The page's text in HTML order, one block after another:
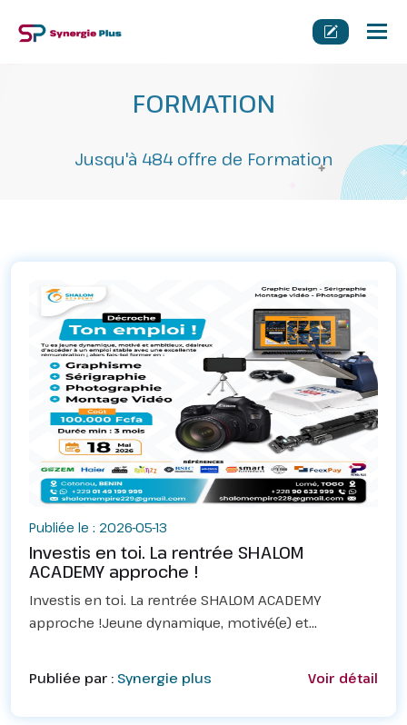
FORMATION
Jusqu'à 484 offre de Formation
Publiée le : 2026-05-13
Investis en toi. La rentrée SHALOM
ACADEMY approche !
Investis en toi. La rentrée SHALOM ACADEMY
approche !Jeune dynamique, motivé(e) et
formation professionnelle complète pour
décrocher ton emploi et bâtir ton...
Publiée par : Synergie plus Voir détail